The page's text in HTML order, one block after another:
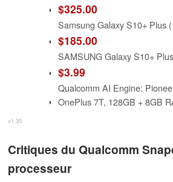
$325.00
$185.00
$3.99
v1.35
Critiques du Qualcomm
processeur